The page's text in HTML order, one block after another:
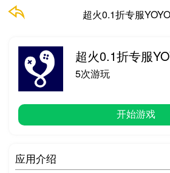
超火0.1折专服
超火0.1折专服
5次游玩
开始游戏
应用介绍